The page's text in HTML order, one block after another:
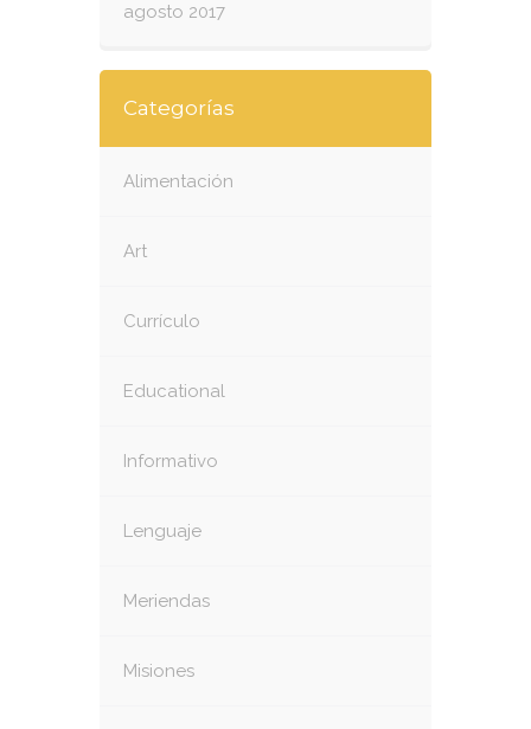
agosto 2017
Categorías
Alimentación
Art
Currículo
Educational
Informativo
Lenguaje
Meriendas
Misiones